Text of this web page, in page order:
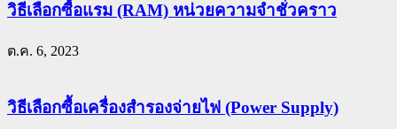
วิธีเลือกซื้อแรม (RAM) หน่วยความจำชั่วคราว
ต.ค. 6, 2023
วิธีเลือกซื้อเครื่องสำรองจ่ายไฟ (Power Supply)